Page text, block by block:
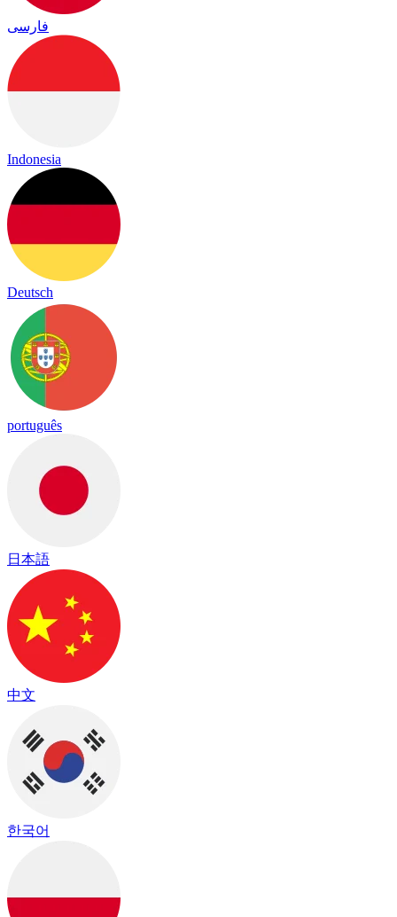
فارسی
Indonesia
Deutsch
português
日本語
中文
한국어